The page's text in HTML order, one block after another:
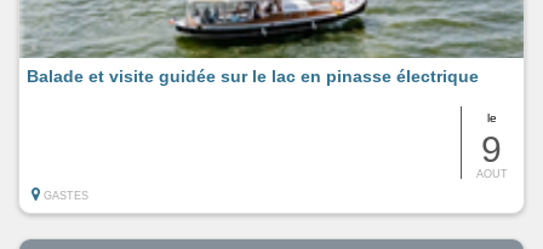
le
9
AOUT
Balade et visite guidée sur le lac en pinasse électrique
GASTES